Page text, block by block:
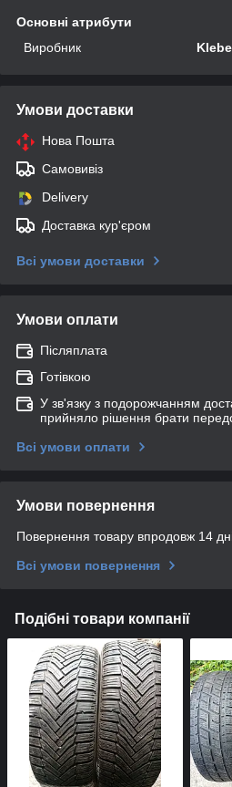
Основні атрибути
Виробник
Умови доставки
Нова Пошта
Самовивіз
Delivery
Доставка кур'єром
Всі умови доставки
Умови оплати
Післяплата
Готівкою
У зв'язку з подорожчанням
прийняло рішення брати
Всі умови оплати
Умови повернення
Повернення товару впродовж 14
Всі умови повернення
Подібні товари компанії